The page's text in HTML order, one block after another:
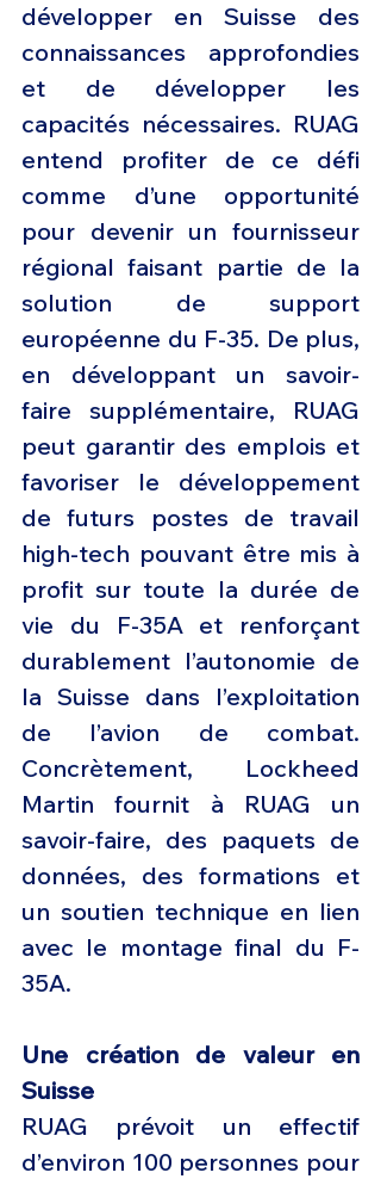
développer en Suisse des
connaissances approfondies
et de développer les
capacités nécessaires. RUAG
entend profiter de ce défi
comme d’une opportunité
pour devenir un fournisseur
régional faisant partie de la
solution de support
européenne du F-35. De plus,
en développant un savoir-
faire supplémentaire, RUAG
peut garantir des emplois et
favoriser le développement
de futurs postes de travail
high-tech pouvant être mis à
profit sur toute la durée de
vie du F-35A et renforçant
durablement l’autonomie de
la Suisse dans l’exploitation
de l’avion de combat.
Concrètement, Lockheed
Martin fournit à RUAG un
savoir-faire, des paquets de
données, des formations et
un soutien technique en lien
avec le montage final du F-
35A.
Une création de valeur en
Suisse
RUAG prévoit un effectif
d’environ 100 personnes pour